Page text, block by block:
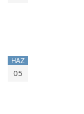
HAZ
05